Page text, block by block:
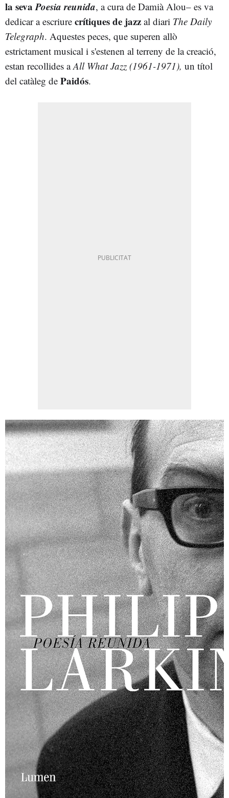
la seva Poesia reunida, a cura de Damià Alou– es va
dedicar a escriure crítiques de jazz al diari The Daily
Telegraph. Aquestes peces, que superen allò
estrictament musical i s'estenen al terreny de la creació,
estan recollides aAll What Jazz (1961-1971), un títol
del catàleg de Paidós.